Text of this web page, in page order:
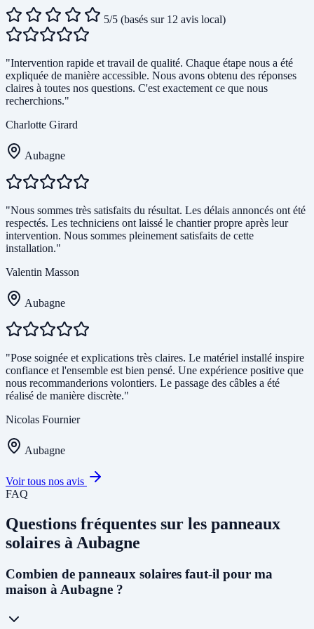
5/5 (basés sur 12 avis local)
"Intervention rapide et travail de qualité. Chaque étape nous a été
expliquée de manière accessible. Nous avons obtenu des réponses
claires à toutes nos questions. C'est exactement ce que nous
recherchions."
Charlotte Girard
Aubagne
"Nous sommes très satisfaits du résultat. Les délais annoncés ont été
respectés. Les techniciens ont laissé le chantier propre après leur
intervention. Nous sommes pleinement satisfaits de cette
installation."
Valentin Masson
Aubagne
"Pose soignée et explications très claires. Le matériel installé inspire
confiance et l'ensemble est bien pensé. Une expérience positive que
nous recommanderions volontiers. Le passage des câbles a été
réalisé de manière discrète."
Nicolas Fournier
Aubagne
Voir tous nos avis
FAQ
Questions fréquentes sur les panneaux
solaires à Aubagne
Combien de panneaux solaires faut-il pour ma
maison à Aubagne ?